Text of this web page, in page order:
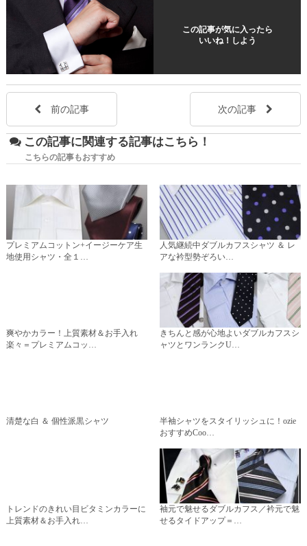
この記事が気に入ったら
いいね！しよう
前の記事 次の記事
この記事に関連する記事はこちら！
こちらの記事もおすすめ
プレミアムコットン+イージーケア生
地使用シャツ・全１…
人気継続中ダブルカフスシャツ ＆ レ
アな衿型勢ぞろい…
爽やかカラー！上質素材＆お手入れ
楽々＝プレミアムコッ…
きちんと感が心地よいダブルカフスシ
ャツとワンランクU…
清楚な白 ＆ 個性派黒シャツ
半袖シャツをスタイリッシュに！ozie
おすすめCoo…
トレンドのきれい目ビタミンカラーに
上質素材＆お手入れ…
袖元で魅せるダブルカフス／衿元で魅
せるタイドアップ＝…